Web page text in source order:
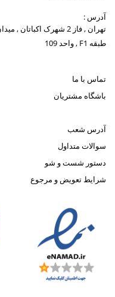
آدرس :
تهران , فاز 2 شهرک
طبقه F1 , واحد 109
تماس با ما
باشگاه مشتریان
آدرس شعب
سوالات متداول
دستور شست و شو
شرایط تعویض و مرجوع